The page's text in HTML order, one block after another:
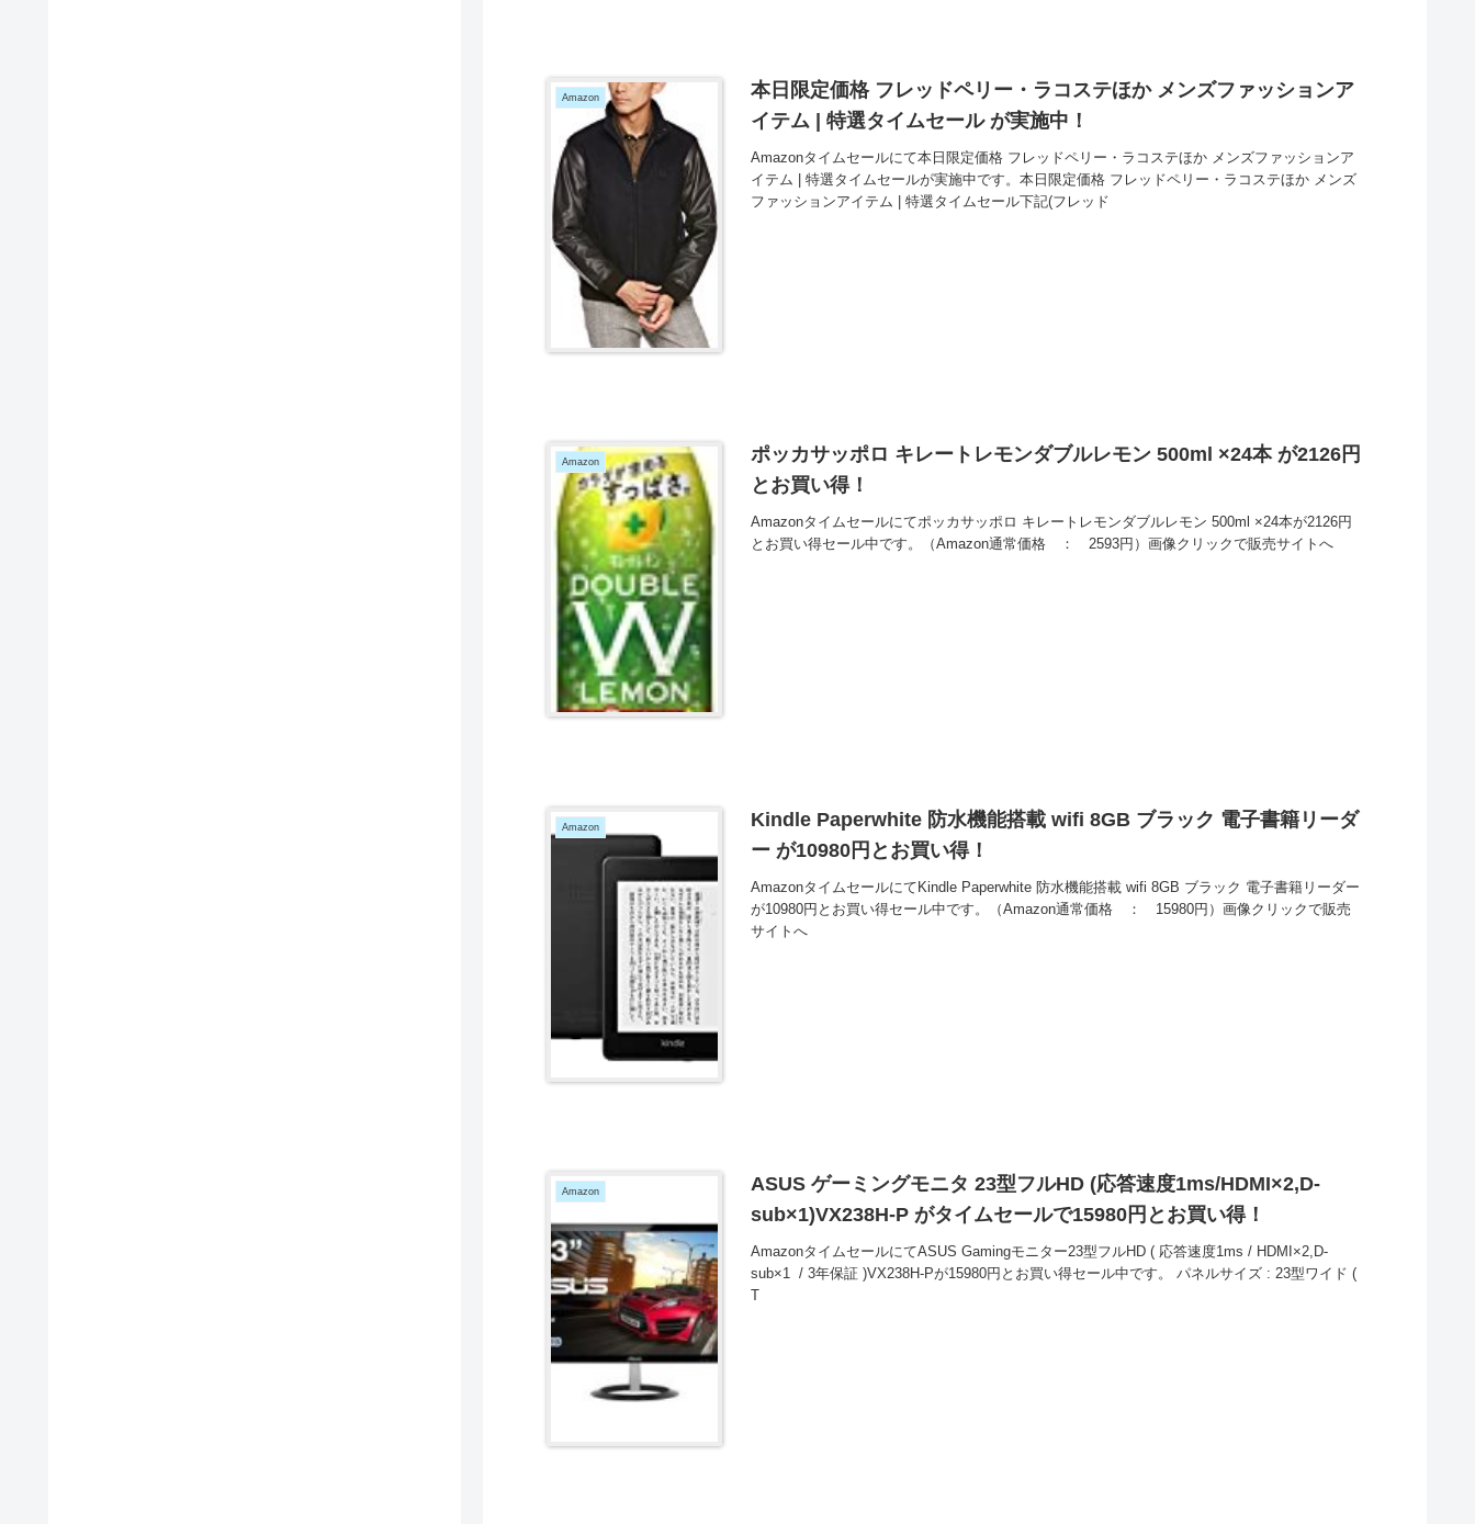
Amazon
本日限定価格 フレッドペリー・ラコステほか メンズファッションア
イテム | 特選タイムセール が実施中！
Amazonタイムセールにて本日限定価格 フレッドペリー・ラコステほか メンズファッションア
イテム | 特選タイムセールが実施中です。本日限定価格 フレッドペリー・ラコステほか メンズ
ファッションアイテム | 特選タイムセール下記(フレッド
Amazon
ポッカサッポロ キレートレモンダブルレモン 500ml ×24本 が2126円
とお買い得！
Amazonタイムセールにてポッカサッポロ キレートレモンダブルレモン 500ml ×24本が2126円
とお買い得セール中です。（Amazon通常価格 ： 2593円）画像クリックで販売サイトへ
Amazon
Kindle Paperwhite 防水機能搭載 wifi 8GB ブラック 電子書籍リーダ
ー が10980円とお買い得！
AmazonタイムセールにてKindle Paperwhite 防水機能搭載 wifi 8GB ブラック 電子書籍リーダー
が10980円とお買い得セール中です。（Amazon通常価格 ： 15980円）画像クリックで販売
サイトへ
Amazon
ASUS ゲーミングモニタ 23型フルHD (応答速度1ms/HDMI×2,D-
sub×1)VX238H-P がタイムセールで15980円とお買い得！
AmazonタイムセールにてASUS Gamingモニター23型フルHD ( 応答速度1ms / HDMI×2,D-
sub×1 / 3年保証 )VX238H-Pが15980円とお買い得セール中です。 パネルサイズ : 23型ワイド (
T